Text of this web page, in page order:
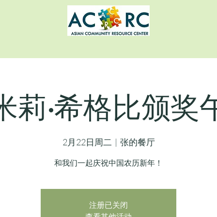
莉·希格比颁奖
2月22日周二
  |
张的餐厅
和我们一起庆祝中国农历新年！
注册已关闭